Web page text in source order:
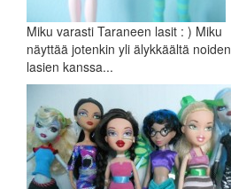
Miku varasti Taraneen lasit : ) Miku
näyttää jotenkin yli älykkäältä noiden
lasien kanssa...